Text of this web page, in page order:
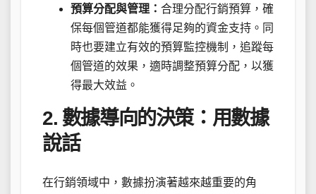
預算分配與管理： 合理分配行銷預算，確
保每個管道都能獲得足夠的資金支持。同
時也要建立有效的預算監控機制，追蹤每
個管道的效果，適時調整預算分配，以獲
得最大效益。
2. 數據導向的決策：用數據
說話
在行銷領域中，數據扮演著越來越重要的角